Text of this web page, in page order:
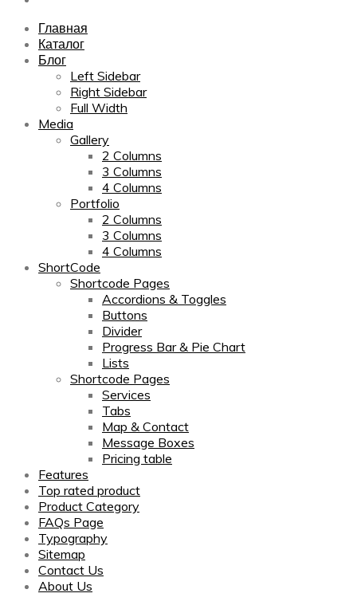
Главная
Каталог
Блог
Left Sidebar
Right Sidebar
Full Width
Media
Gallery
2 Columns
3 Columns
4 Columns
Portfolio
2 Columns
3 Columns
4 Columns
ShortCode
Shortcode Pages
Accordions & Toggles
Buttons
Divider
Progress Bar & Pie Chart
Lists
Shortcode Pages
Services
Tabs
Map & Contact
Message Boxes
Pricing table
Features
Top rated product
Product Category
FAQs Page
Typography
Sitemap
Contact Us
About Us